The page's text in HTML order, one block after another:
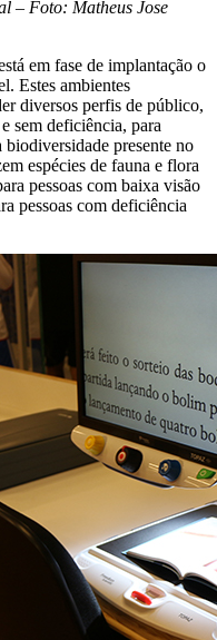
– Foto: Matheus Jose
em fase de implantação o
Estes ambientes
diversos perfis de público,
sem deficiência, para
presente no
espécies de fauna e flora
pessoas com baixa visão
pessoas com deficiência